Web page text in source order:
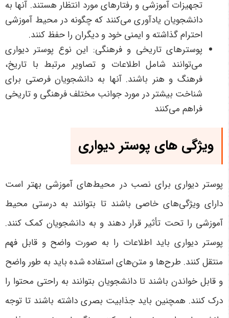
تجهیزات آموزشی و رفتارهای مورد انتظار هستند. آنها به
دانشجویان یادآوری می‌کنند که چگونه در محیط آموزشی
احترام گذاشته و ایمنی خود و دیگران را حفظ کنند.
پوسترهای تاریخی و فرهنگی: این نوع پوستر دیواری
می‌توانند شامل اطلاعات و تصاویر مرتبط با تاریخ،
فرهنگ و هنر باشند. آنها به دانشجویان فرصتی برای
شناخت بیشتر در مورد جوانب مختلف فرهنگی و تاریخی
فراهم می‌کنند
ویژگی های پوستر دیواری
پوستر دیواری برای نصب در محیط‌های آموزشی بهتر است
دارای ویژگی‌های خاصی باشند تا بتوانند به درستی محیط
آموزشی را تحت تأثیر قرار دهند و به دانشجویان کمک کنند.
پوستر دیواری باید اطلاعات را به صورت واضح و قابل فهم
منتقل کنند. طرح‌ها و متن‌های استفاده شده باید به طور واضح
و قابل خواندن باشند تا دانشجویان بتوانند به راحتی محتوا را
درک کنند. همچنین باید جذابیت بصری داشته باشند تا توجه